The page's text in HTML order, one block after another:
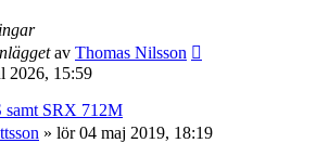
av Thomas Nilsson
2026, 15:59
samt SRX 712M
» lör 04 maj 2019, 18:19